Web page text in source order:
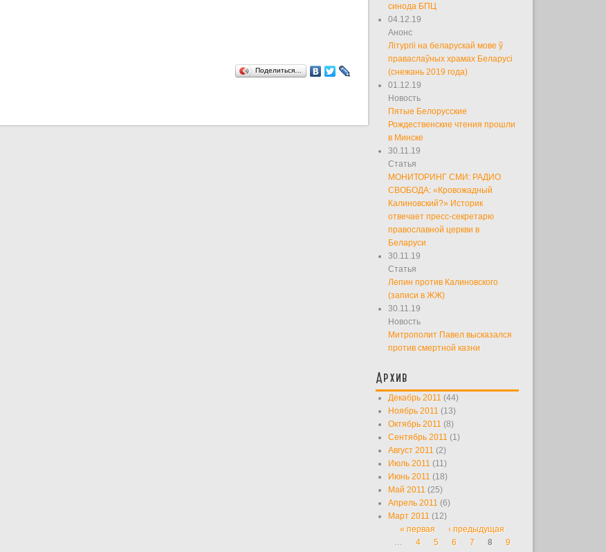
Поделиться…
синода БПЦ
04.12.19
Анонс
Літургіі на беларускай мове ў
праваслаўных храмах Беларусі
(снежань 2019 года)
01.12.19
Новость
Пятые Белорусские
Рождественские чтения прошли
в Минске
30.11.19
Статья
МОНИТОРИНГ СМИ: РАДИО
СВОБОДА: «Кровожадный
Калиновский?» Историк
отвечает пресс-секретарю
православной церкви в
Беларуси
30.11.19
Статья
Лепин против Калиновского
(записи в ЖЖ)
30.11.19
Новость
Митрополит Павел высказался
против смертной казни
Архив
Декабрь 2011 (44)
Ноябрь 2011 (13)
Октябрь 2011 (8)
Сентябрь 2011 (1)
Август 2011 (2)
Июль 2011 (11)
Июнь 2011 (18)
Май 2011 (25)
Апрель 2011 (6)
Март 2011 (12)
Страницы
« первая
‹ предыдущая
…
4 5 6 7 8
9